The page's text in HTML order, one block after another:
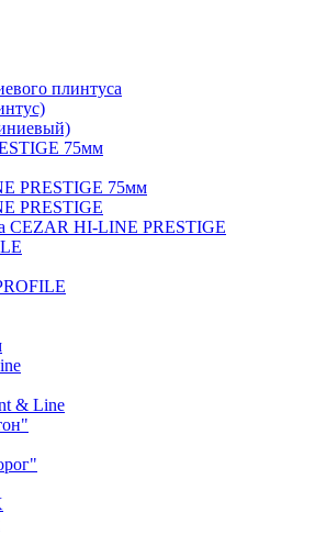
плинтуса
75мм
PRESTIGE 75мм
PRESTIGE
CEZAR HI-LINE PRESTIGE
& Line